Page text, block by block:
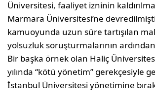
Üniversitesi, faaliyet izninin
Marmara Üniversitesi’ne
kamuoyunda uzun süre tartışılan
yolsuzluk soruşturmalarının ardından
Bir başka örnek olan Haliç
yılında “kötü yönetim” gerekçesiyle
İstanbul Üniversitesi yönetimine